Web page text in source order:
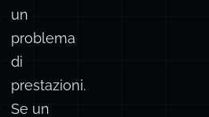
un
problema
di
prestazioni.
Se un